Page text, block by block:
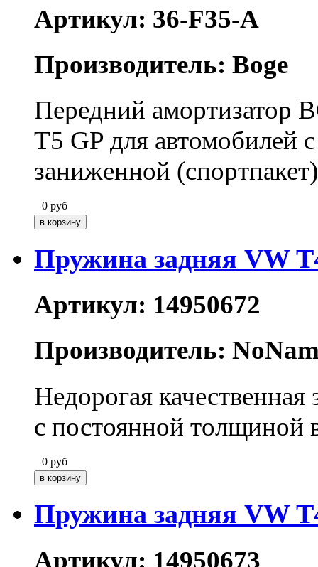
Артикул: 36-F35-A
Производитель: Boge
Передний амортизатор
T5 GP для автомобилей
заниженной
0 руб
Пружина задняя VW
Артикул: 14950672
Производитель:
Недорогая
с постоянной толщиной
0 руб
Пружина задняя VW
Артикул: 14950673